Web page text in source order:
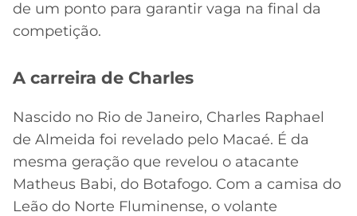
de um ponto para garantir vaga na final da
competição.
A carreira de Charles
Nascido no Rio de Janeiro, Charles Raphael
de Almeida foi revelado pelo Macaé. É da
mesma geração que revelou o atacante
Matheus Babi, do Botafogo. Com a camisa do
Leão do Norte Fluminense, o volante